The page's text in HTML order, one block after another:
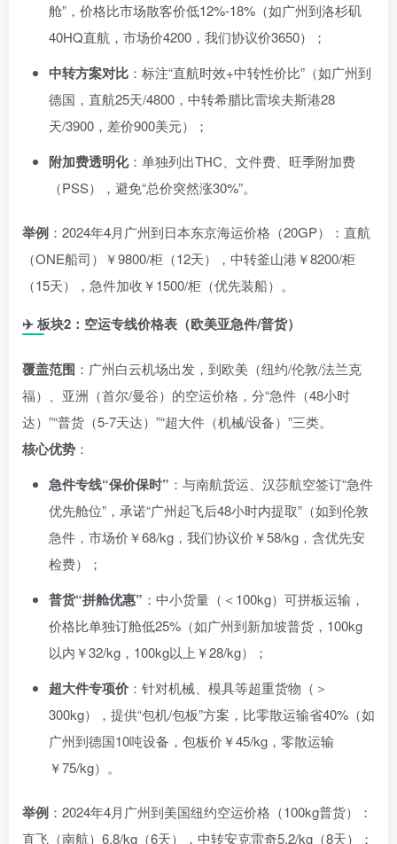
舱”，价格比市场散客价低12%-18%（如广州到洛杉矶
40HQ直航，市场价4200，我们协议价3650）；
中转方案对比 ：标注“直航时效+中转性价比”（如广州到
德国，直航25天/4800，中转希腊比雷埃夫斯港28
天/3900，差价900美元）；
附加费透明化：单独列出THC、文件费、旺季附加费
（PSS），避免“总价突然涨30%”。
举例 ：2024年4月广州到日本东京海运价格（20GP）：直航
（ONE船司）￥9800/柜（12天），中转釜山港￥8200/柜
（15天），急件加收￥1500/柜（优先装船）。
✈️板块2：空运专线价格表（欧美亚急件/普货）
覆盖范围 ：广州白云机场出发，到欧美（纽约/伦敦/法兰克
福）、亚洲（首尔/曼谷）的空运价格，分“急件（48小时
达）”“普货（5-7天达）”“超大件（机械/设备）”三类。
核心优势 ：
急件专线“保价保时” ：与南航货运、汉莎航空签订“急件
优先舱位”，承诺“广州起飞后48小时内提取”（如到伦敦
急件，市场价￥68/kg，我们协议价￥58/kg，含优先安
检费）；
普货“拼舱优惠” ：中小货量（＜100kg）可拼板运输，
价格比单独订舱低25%（如广州到新加坡普货，100kg
以内￥32/kg，100kg以上￥28/kg）；
超大件专项价 ：针对机械、模具等超重货物（＞
300kg），提供“包机/包板”方案，比零散运输省40%（如
广州到德国10吨设备，包板价￥45/kg，零散运输
￥75/kg）。
举例 ：2024年4月广州到美国纽约空运价格（100kg普货）：
直飞（南航） 6.8/kg（6天），中转安克雷奇5.2/kg（8天）；